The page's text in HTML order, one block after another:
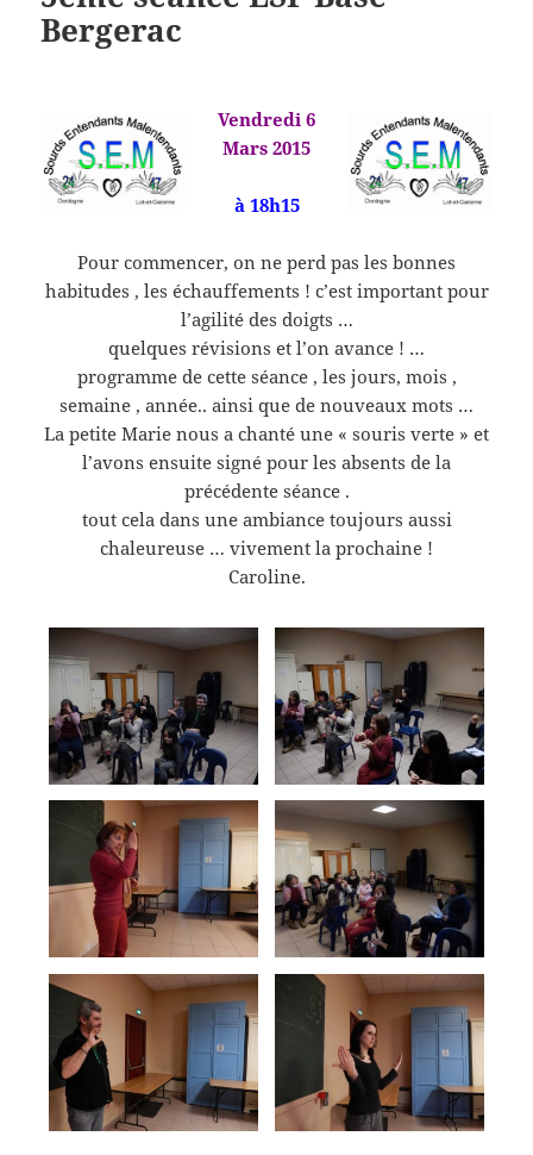
Bergerac
Vendredi 6
Mars 2015
à 18h15
Pour commencer, on ne perd pas les bonnes
habitudes , les échauffements ! c’est important pour
l’agilité des doigts …
quelques révisions et l’on avance ! …
programme de cette séance , les jours, mois ,
semaine , année.. ainsi que de nouveaux mots …
La petite Marie nous a chanté une « souris verte » et
l’avons ensuite signé pour les absents de la
précédente séance .
tout cela dans une ambiance toujours aussi
chaleureuse … vivement la prochaine !
Caroline.